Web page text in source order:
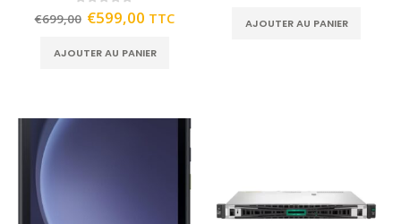
out of 5
€699,00 €599,00 TTC
AJOUTER AU PANIER
AJOUTER AU PANIER